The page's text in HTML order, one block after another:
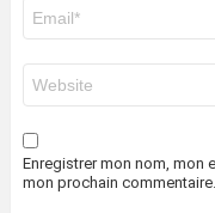
mail
*
web
Enregistrer mon nom, mon
mon prochain commentaire.